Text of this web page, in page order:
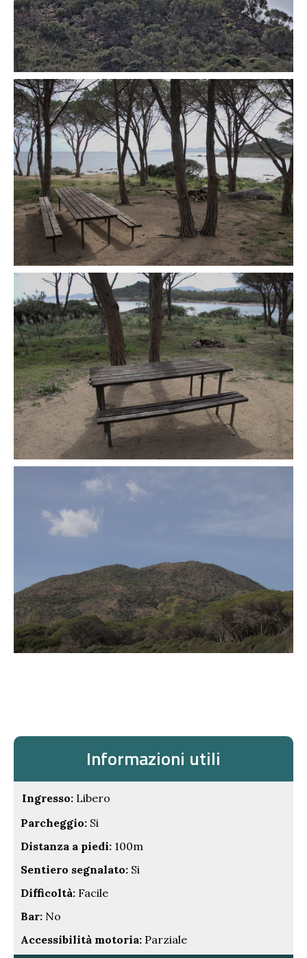
Informazioni utili
Ingresso: Libero
Parcheggio: Si
Distanza a piedi: 100m
Sentiero segnalato: Si
Difficoltà: Facile
Bar: No
Accessibilità motoria: Parziale